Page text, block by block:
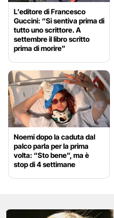
L’editore di Francesco
Guccini: “Si sentiva prima di
tutto uno scrittore. A
settembre il libro scritto
prima di morire”
Noemi dopo la caduta dal
palco parla per la prima
volta: “Sto bene”, ma è
stop di 4 settimane